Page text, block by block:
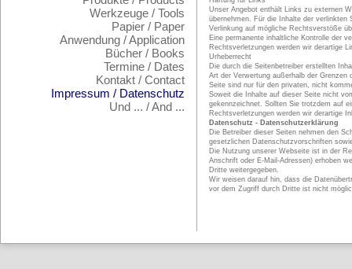
Werkzeuge / Tools
Papier / Paper
Anwendung / Application
Bücher / Books
Termine / Dates
Kontakt / Contact
Impressum / Datenschutz
Und ... / And ...
Unser Angebot enthält Links zu externen
übernehmen. Für die Inhalte der
Verlinkung auf mögliche Rechtsverstöße
Eine permanente inhaltliche Kontrolle der
Rechtsverletzungen werden wir derartige
Urheberrecht
Die durch die Seitenbetreiber erstellten
Art der Verwertung außerhalb der
Seite sind nur für den privaten, nicht
Soweit die Inhalte auf dieser Seite nicht
gekennzeichnet. Sollten Sie trotzdem auf
Rechtsverletzungen werden wir derartige
Datenschutz - Datenschutzerklärung
Die Betreiber dieser Seiten nehmen den
gesetzlichen Datenschutzvorschriften
Die Nutzung unserer Webseite ist in der
Anschrift oder E-Mail-Adressen) erhoben
Dritte weitergegeben.
Wir weisen darauf hin, dass die
vor dem Zugriff durch Dritte ist nicht